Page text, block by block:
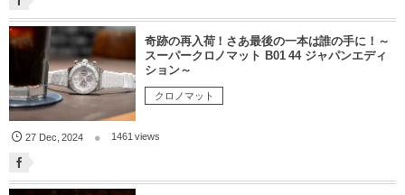
奇跡の再入荷！さあ最後の一本は誰の手に！～
スーパークロノマット B01 44 ジャパンエディ
ション～
クロノマット
27 Dec,2024 1461 views